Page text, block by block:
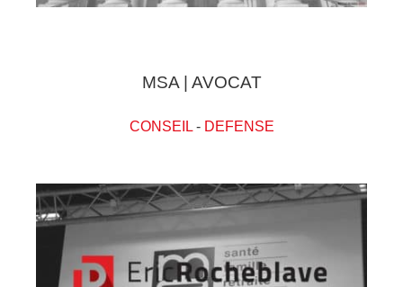
MSA | AVOCAT
CONSEIL- DEFENSE